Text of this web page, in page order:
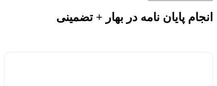
انجام پایان نامه در بهار + تضمینی